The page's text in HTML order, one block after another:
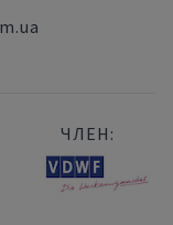
ЧЛЕН: